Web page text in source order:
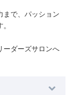
まで、パッション
ーダーズサロンへ